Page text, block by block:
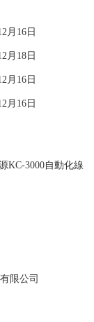
月16日
月18日
月16日
月16日
KC-3000自動化線
限公司